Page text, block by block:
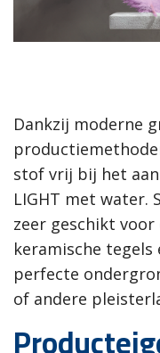
Dankzij moderne
stof vrij bij het
LIGHT met water.
zeer geschikt
keramische
perfecte
of andere